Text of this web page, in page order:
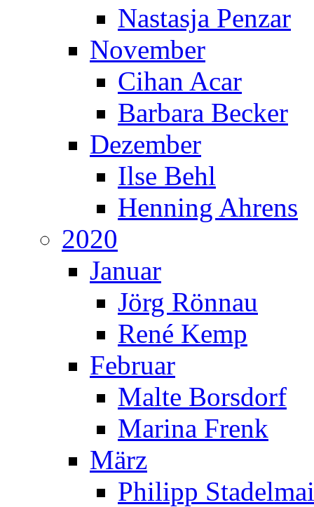
Nastasja Penzar
November
Cihan Acar
Barbara Becker
Dezember
Ilse Behl
Henning Ahrens
2020
Januar
Jörg Rönnau
René Kemp
Februar
Malte Borsdorf
Marina Frenk
März
Philipp